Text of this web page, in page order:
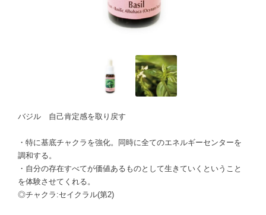
バジル 自己肯定感を取り戻す
・特に基底チャクラを強化。同時に全てのエネルギーセンターを
調和する。
・自分の存在すべてが価値あるものとして生きていくということ
を体験させてくれる。
◎チャクラ:セイクラル(第2)